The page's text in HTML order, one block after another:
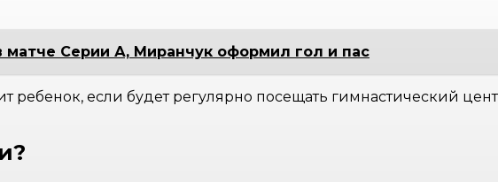
Серии А, Миранчук оформил гол и пас
ребенок, если будет регулярно посещать гимнастический